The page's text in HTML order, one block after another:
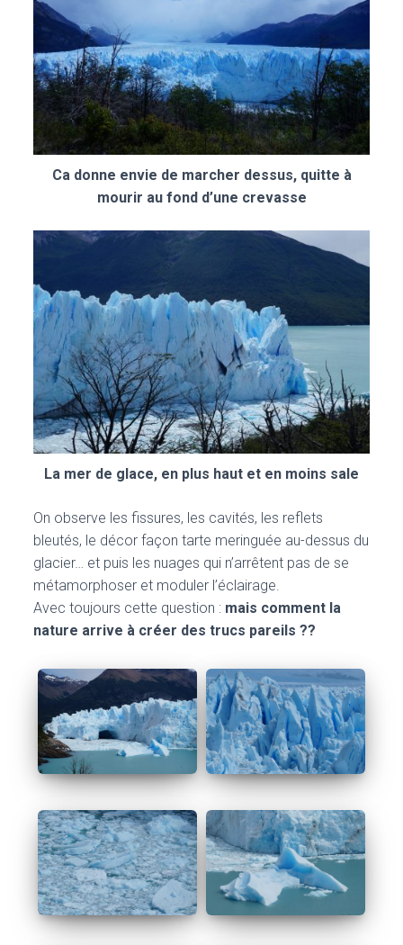
Ca donne envie de marcher dessus, quitte à
mourir au fond d’une crevasse
La mer de glace, en plus haut et en moins sale
On observe les fissures, les cavités, les reflets
bleutés, le décor façon tarte meringuée au-dessus du
glacier… et puis les nuages qui n’arrêtent pas de se
métamorphoser et moduler l’éclairage.
Avec toujours cette question : mais comment la
nature arrive à créer des trucs pareils ??